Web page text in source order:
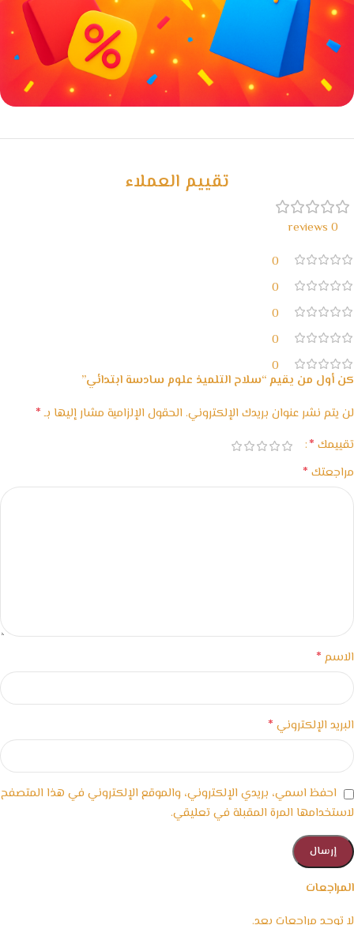
خصومات كبيرة
تقييم العملاء
0 reviews
0
0
0
0
0
المراجعات
كن أول من يقيم “سلاح التلميذ علوم سادسة ابتدائي”
لن يتم نشر عنوان بريدك الإلكتروني. الحقول الإلزامية مشار إليها بـ*
تقييمك *
مراجعتك *
الاسم *
البريد الإلكتروني *
احفظ اسمي، بريدي الإلكتروني، والموقع الإلكتروني في هذا المتصفح
لاستخدامها المرة المقبلة في تعليقي.